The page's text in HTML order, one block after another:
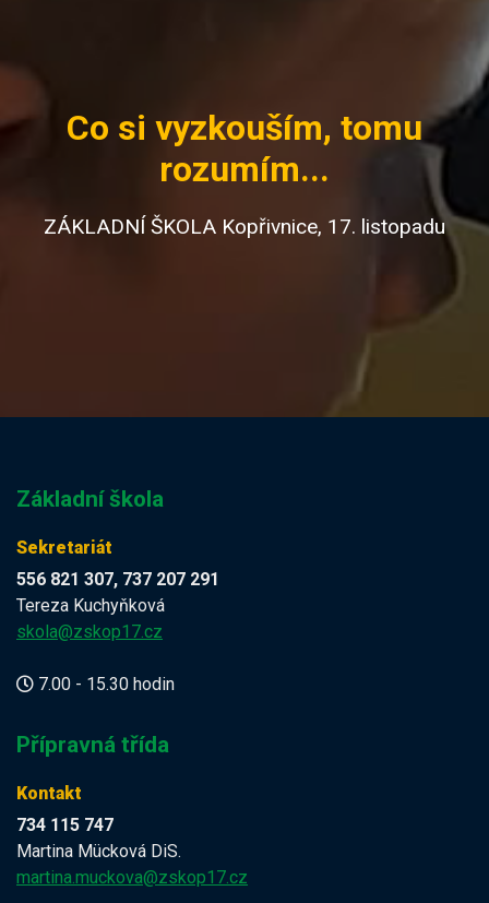
Co si vyzkouším, tomu
rozumím...
ZÁKLADNÍ ŠKOLA Kopřivnice, 17. listopadu
Základní škola
Sekretariát
556 821 307, 737 207 291
Tereza Kuchyňková
skola@zskop17.cz
7.00 - 15.30 hodin
Přípravná třída
Kontakt
734 115 747
Martina Mücková DiS.
martina.muckova@zskop17.cz